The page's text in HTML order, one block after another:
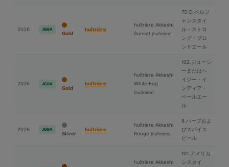
2026 JGBA
Gold
huîtrière
huîtrière Akkeshi
Sunset (huîtrière)
75-D.ベルジ
ャンスタイ
ル・ストロ
ング・ブロ
ンドエール
2026 JGBA
Gold
huîtrière
huîtrière Akkeshi
White Fog
(huîtrière)
102.ジューシ
ーまたはヘ
イジー・イ
ンディア・
ペールエー
ル
2026 JGBA
Silver
huîtrière
huîtrière Akkeshi
Rouge (huîtrière)
8.ハーブおよ
びスパイス
ビール
huîtrière Akkeshi
101.アメリカ
ンスタイ